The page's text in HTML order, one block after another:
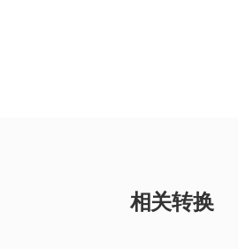
相关转换